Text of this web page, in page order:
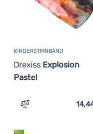
KINDERSTIRNBAND
Drexiss Explosion
Pastel
Zum Vergleich